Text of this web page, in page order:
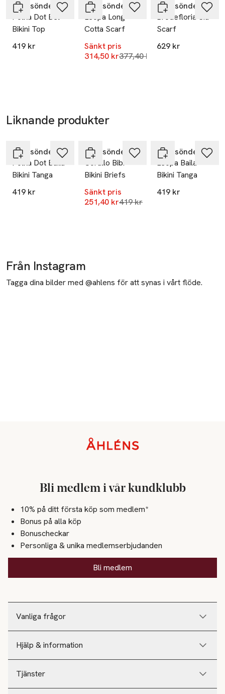
E-post
email@becksondergaard.com
Mobilnummer
SKU: 66658656
Becksöndergaard
Polka Dot Bel
Bikini Top
419 kr
Becksöndergaard
Leopa Long
Cotta Scarf
Sänkt pris
314,50 krLägsta pris 30 dagar
377,40 kr
Becksöndergaard
Brodefloria Sia
Scarf
629 kr
Liknande produkter
Becksöndergaard
Polka Dot Baila
Bikini Tanga
419 kr
Becksöndergaard
Corallo Bibi
Bikini Briefs
Sänkt pris
251,40 krLägsta pris 30 dagar
419 kr
Becksöndergaard
Leopa Baila
Bikini Tanga
419 kr
Från Instagram
Tagga dina bilder med @ahlens för att synas i vårt flöde.
Vanliga frågor
Hjälp & information
Tjänster
Bli medlem i vår kundklubb
10% på ditt första köp som medlem*
Bonus på alla köp
Bonuscheckar
Personliga & unika medlemserbjudanden
Bli medlem